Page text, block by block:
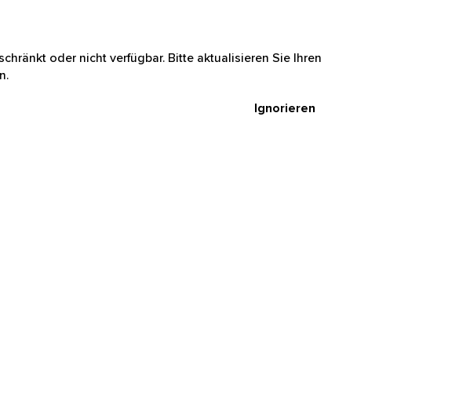
oder nicht verfügbar. Bitte aktualisieren Sie Ihren
Ignorieren